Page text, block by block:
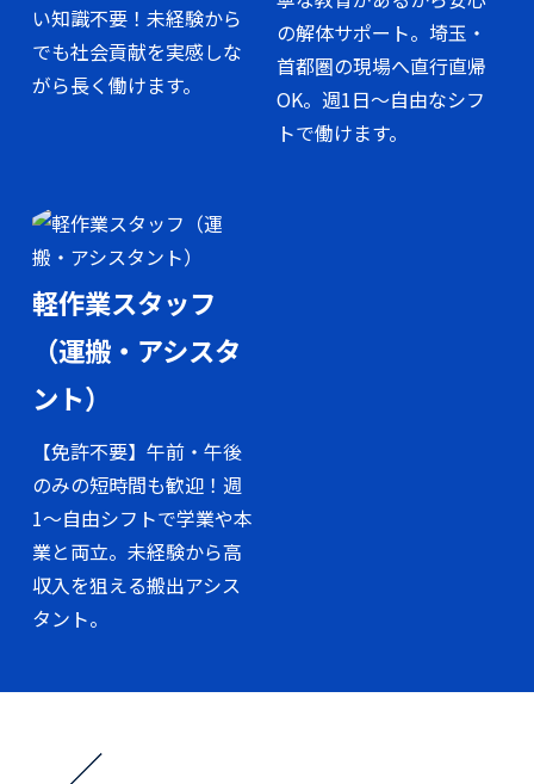
い知識不要！未経験から
でも社会貢献を実感しな
がら長く働けます。
の解体サポート。埼玉・
首都圏の現場へ直行直帰
OK。週1日〜自由なシフ
トで働けます。
軽作業スタッフ
（運搬・アシスタ
ント）
【免許不要】午前・午後
のみの短時間も歓迎！週
1〜自由シフトで学業や本
業と両立。未経験から高
収入を狙える搬出アシス
タント。